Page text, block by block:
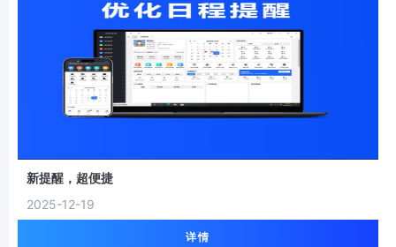
新提醒，超便捷
2025-12-19
详情